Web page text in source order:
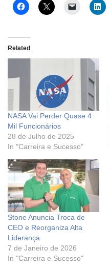
Related
NASA Vai Perder Quase 4
Mil Funcionários
28 de Julho de 2025
In "Carreira e Sucesso"
Stone Anuncia Troca de
CEO e Reorganiza Alta
Liderança
7 de Janeiro de 2026
In "Carreira e Sucesso"